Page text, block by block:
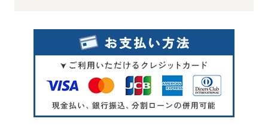
ロイヤルティーカッププードル
マイクロティーカッププードル
トイプードル
レッド・フォーン
シルバー
オレンジフォーン（アプリコット）
アプリコット